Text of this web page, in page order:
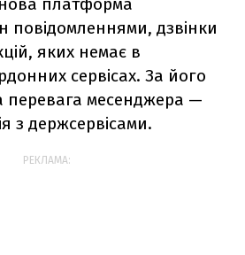
платформа
повідомленнями, дзвінки
яких немає в
сервісах. За його
перевага месенджера —
з держсервісами.
РЕКЛАМА: